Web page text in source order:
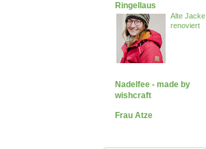
Ringellaus
Alte Jacke
renoviert
Nadelfee - made by
wishcraft
Frau Atze